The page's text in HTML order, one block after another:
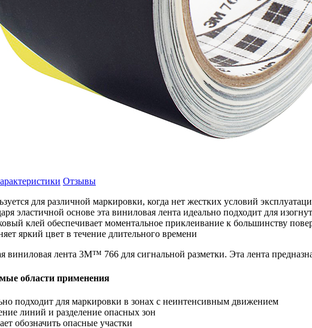
Отзывы
для различной маркировки, когда нет жестких условий
эластичной основе эта виниловая лента идеально подходит для
клей обеспечивает моментальное приклеивание к большинству
яркий цвет в течение длительного времени
виниловая лента 3M™ 766 для сигнальной разметки. Эта лента
области применения
подходит для маркировки в зонах с неинтенсивным движением
линий и разделение опасных зон
обозначить опасные участки